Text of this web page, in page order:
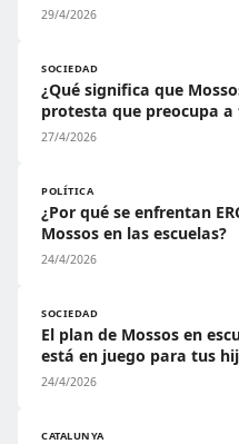
29/4/2026
SOCIEDAD
¿Qué significa que
protesta que preocupa a
27/4/2026
POLÍTICA
¿Por qué se enfrentan
Mossos en las escuelas?
24/4/2026
SOCIEDAD
El plan de Mossos en
está en juego para tus
24/4/2026
CATALUNYA